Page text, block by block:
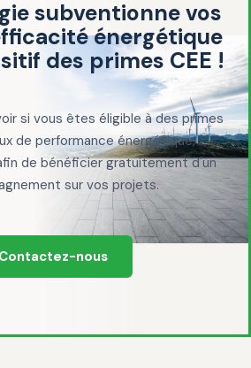
subventionne vos
énergétique
des primes CEE !
si vous êtes éligible à des primes
de performance énergétique,
de bénéficier gratuitement d'un
sur vos projets.
Contactez-nous